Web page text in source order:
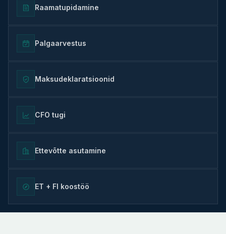
Raamatupidamine
Palgaarvestus
Maksudeklaratsioonid
CFO tugi
Ettevõtte asutamine
ET + FI koostöö